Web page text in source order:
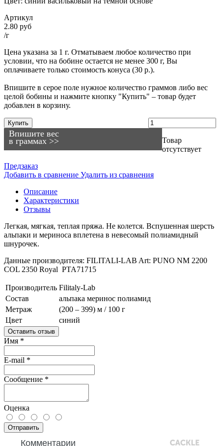
Артикул
2.80 руб
/г
Цена указана за 1 г. Отматываем любое количество при
условии, что на бобине остается не менее 300 г, Вы
оплачиваете только стоимость конуса (30 р.).
Впишите в серое поле нужное количество граммов либо вес
целой бобины и нажмите кнопку "Купить" – товар будет
добавлен в корзину.
Впишите вес
в граммах >>
Купить
Товар
отсутствует
Предзаказ
Добавить в сравнение Удалить из сравнения
Описание
Характеристики
Отзывы
Легкая, мягкая, теплая пряжа. Не колется. Вспушенная шерсть
альпаки и мериноса вплетена в невесомый полиамидный
шнурочек.
Данные производителя: FILITALI-LAB Art: PUNO NM 2200
COL 2350 Royal PTA71715
Производитель Filitaly-Lab
Состав
альпака меринос полиамид
Метраж
(200 – 399) м / 100 г
Цвет
синий
Оставить отзыв
Имя *
E-mail *
Сообщение *
Оценка
Отправить
Комментарии